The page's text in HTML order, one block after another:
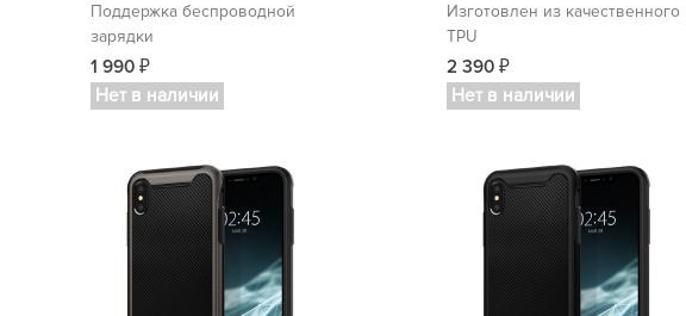
Поддержка беспроводной
зарядки
1 990 ₽
Нет в наличии
Изготовлен из качественного
TPU
2 390 ₽
Нет в наличии